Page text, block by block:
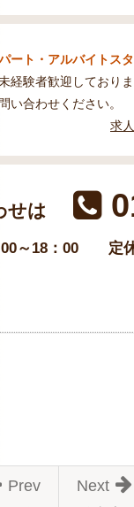
ート・アルバイトス
経験者歓迎しており
問い合わせください。
求
せは
～18：00 定
Next
Prev